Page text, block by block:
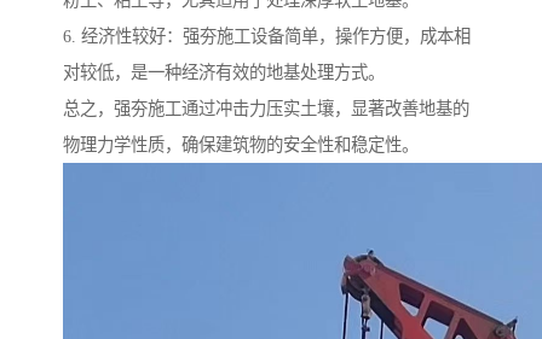
6. 经济性较好：强夯施工设备简单，操作方便，成本相
对较低，是一种经济有效的地基处理方式。
总之，强夯施工通过冲击力压实土壤，显著改善地基的
物理力学性质，确保建筑物的安全性和稳定性。